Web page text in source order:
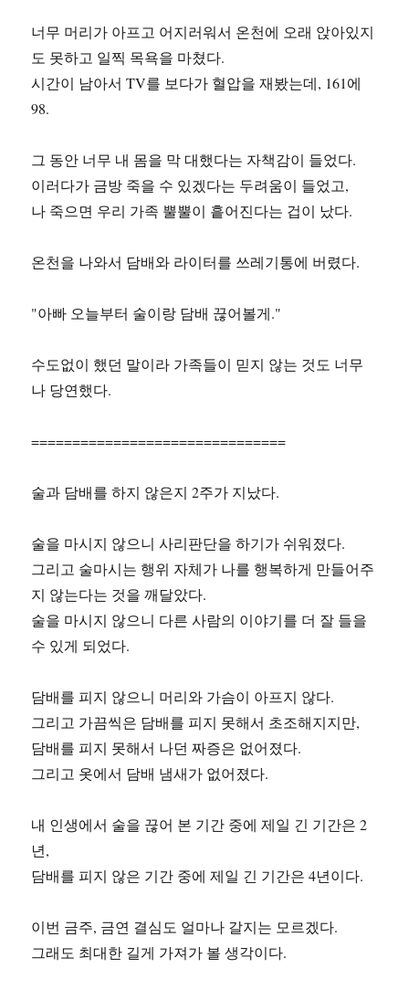
너무 머리가 아프고 어지러워서 온천에 오래 앉아있지
도 못하고 일찍 목욕을 마쳤다.
시간이 남아서 TV를 보다가 혈압을 재봤는데, 161에
98.
그 동안 너무 내 몸을 막 대했다는 자책감이 들었다.
이러다가 금방 죽을 수 있겠다는 두려움이 들었고,
나 죽으면 우리 가족 뿔뿔이 흩어진다는 겁이 났다.
온천을 나와서 담배와 라이터를 쓰레기통에 버렸다.
"아빠 오늘부터 술이랑 담배 끊어볼게."
수도없이 했던 말이라 가족들이 믿지 않는 것도 너무
나 당연했다.
===============================
술과 담배를 하지 않은지 2주가 지났다.
술을 마시지 않으니 사리판단을 하기가 쉬워졌다.
그리고 술마시는 행위 자체가 나를 행복하게 만들어주
지 않는다는 것을 깨달았다.
술을 마시지 않으니 다른 사람의 이야기를 더 잘 들을
수 있게 되었다.
담배를 피지 않으니 머리와 가슴이 아프지 않다.
그리고 가끔씩은 담배를 피지 못해서 초조해지지만,
담배를 피지 못해서 나던 짜증은 없어졌다.
그리고 옷에서 담배 냄새가 없어졌다.
내 인생에서 술을 끊어 본 기간 중에 제일 긴 기간은 2
년,
담배를 피지 않은 기간 중에 제일 긴 기간은 4년이다.
이번 금주, 금연 결심도 얼마나 갈지는 모르겠다.
그래도 최대한 길게 가져가 볼 생각이다.